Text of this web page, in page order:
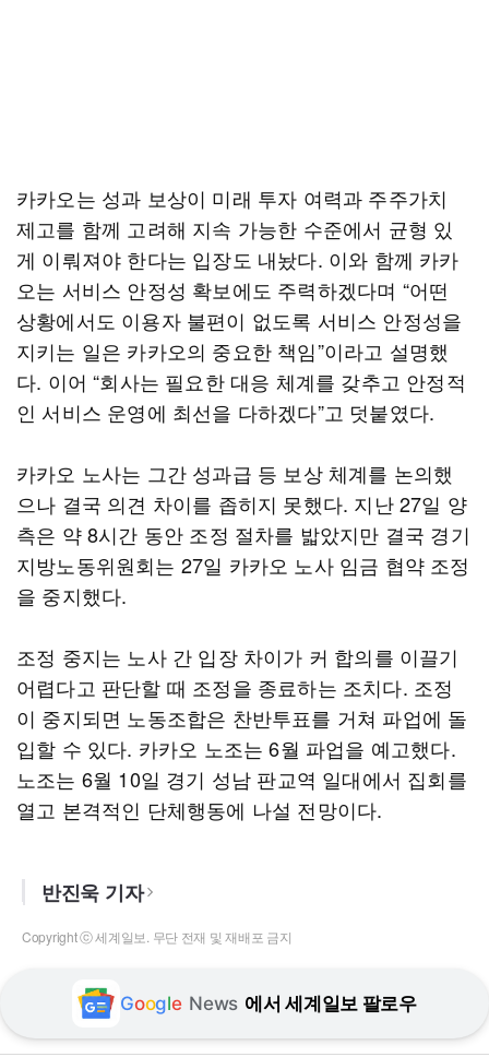
카카오는 성과 보상이 미래 투자 여력과 주주가치
제고를 함께 고려해 지속 가능한 수준에서 균형 있
게 이뤄져야 한다는 입장도 내놨다. 이와 함께 카카
오는 서비스 안정성 확보에도 주력하겠다며 “어떤
상황에서도 이용자 불편이 없도록 서비스 안정성을
지키는 일은 카카오의 중요한 책임”이라고 설명했
다. 이어 “회사는 필요한 대응 체계를 갖추고 안정적
인 서비스 운영에 최선을 다하겠다”고 덧붙였다.
카카오 노사는 그간 성과급 등 보상 체계를 논의했
으나 결국 의견 차이를 좁히지 못했다. 지난 27일 양
측은 약 8시간 동안 조정 절차를 밟았지만 결국 경기
지방노동위원회는 27일 카카오 노사 임금 협약 조정
을 중지했다.
조정 중지는 노사 간 입장 차이가 커 합의를 이끌기
어렵다고 판단할 때 조정을 종료하는 조치다. 조정
이 중지되면 노동조합은 찬반투표를 거쳐 파업에 돌
입할 수 있다. 카카오 노조는 6월 파업을 예고했다.
노조는 6월 10일 경기 성남 판교역 일대에서 집회를
열고 본격적인 단체행동에 나설 전망이다.
반진욱 기자
Copyright ⓒ 세계일보. 무단 전재 및 재배포 금지
Google News 에서 세계일보 팔로우